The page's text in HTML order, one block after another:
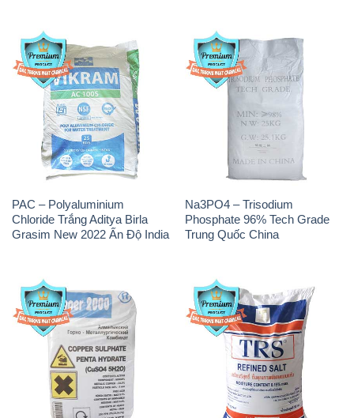
PAC – Polyaluminium
Chloride Trắng Aditya Birla
Grasim New 2022 Ấn Độ India
Na3PO4 – Trisodium
Phosphate 96% Tech Grade
Trung Quốc China